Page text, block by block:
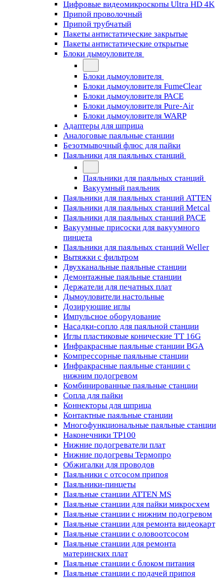
Цифровые видеомикроскопы Ultra HD 4K
Припой проволочный
Припой трубчатый
Пакеты антистатические закрытые
Пакеты антистатические открытые
Блоки дымоуловителя
Блоки дымоуловителя
Блоки дымоуловителя FumeClear
Блоки дымоуловителя PACE
Блоки дымоуловителя Pure-Air
Блоки дымоуловителя WARP
Адаптеры для шприца
Аналоговые паяльные станции
Безотмывочный флюс для пайки
Паяльники для паяльных станций
Паяльники для паяльных станций
Вакуумный паяльник
Паяльники для паяльных станций ATTEN
Паяльники для паяльных станций Metcal
Паяльники для паяльных станций PACE
Вакуумные присоски для вакуумного
пинцета
Паяльники для паяльных станций Weller
Вытяжки с фильтром
Двухканальные паяльные станции
Демонтажные паяльные станции
Держатели для печатных плат
Дымоуловители настольные
Дозирующие иглы
Импульсное оборудование
Насадки-сопло для паяльной станции
Иглы пластиковые конические TT 16G
Инфракрасные паяльные станции BGA
Компрессорные паяльные станции
Инфракрасные паяльные станции с
нижним подогревом
Комбинированные паяльные станции
Сопла для пайки
Коннекторы для шприца
Контактные паяльные станции
Многофункциональные паяльные станции
Наконечники TP100
Нижние подогреватели плат
Нижние подогревы Термопро
Обжигалки для проводов
Паяльники с отсосом припоя
Паяльники-пинцеты
Паяльные станции ATTEN MS
Паяльные станции для пайки микросхем
Паяльные станции с нижним подогревом
Паяльные станции для ремонта видеокарт
Паяльные станции с оловоотсосом
Паяльные станции для ремонта
материнских плат
Паяльные станции с блоком питания
Паяльные станции с подачей припоя